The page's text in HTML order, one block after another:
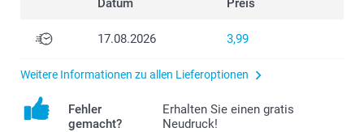
Datum Preis
17.08.2026 3,99
Weitere Informationen zu allen Lieferoptionen
Fehler
gemacht?
Erhalten Sie einen gratis
Neudruck!